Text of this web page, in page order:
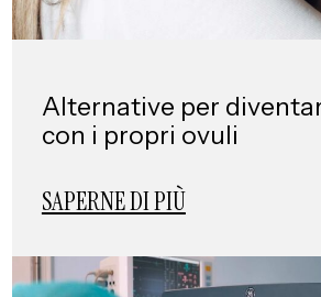
Alternative per
con i propri ovuli
SAPERNE DI PIÙ